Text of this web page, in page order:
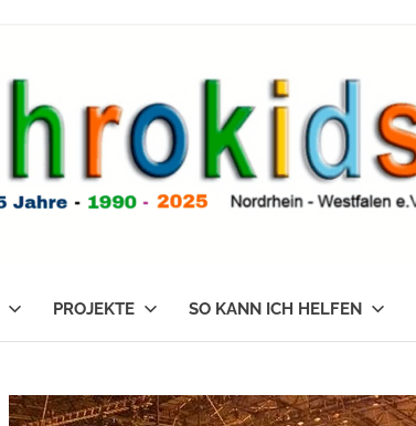
PROJEKTE SO KANN ICH HELFEN